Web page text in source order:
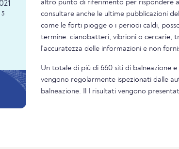
5
altro punto di riferimento per rispondere
consultare anche le ultime pubblicazioni
come le forti piogge o i periodi caldi,
termine. cianobatteri, vibrioni o cercarie,
l'accuratezza delle informazioni e non
Un totale di più di 660 siti di balneazione
vengono regolarmente ispezionati dalle
balneazione. Il I risultati vengono